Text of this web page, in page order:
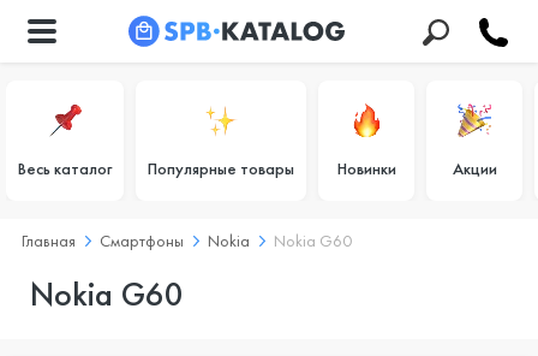
Весь каталог Популярные товары Новинки Акции
Главная Смартфоны Nokia Nokia G60
Nokia G60